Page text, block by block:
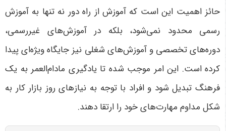
حائز اهمیت این است که آموزش از راه دور نه تنها به آموزش
رسمی محدود نمی‌شود، بلکه در آموزش‌های غیررسمی،
دوره‌های تخصصی و آموزش‌های شغلی نیز جایگاه ویژه‌ای پیدا
کرده است. این امر موجب شده تا یادگیری مادام‌العمر به یک
فرهنگ تبدیل شود و افراد با توجه به نیازهای روز بازار کار به
شکل مداوم مهارت‌های خود را ارتقا دهند.